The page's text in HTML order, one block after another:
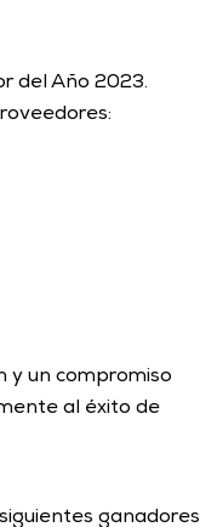
del Año 2023.
y un compromiso
al éxito de
ganadores